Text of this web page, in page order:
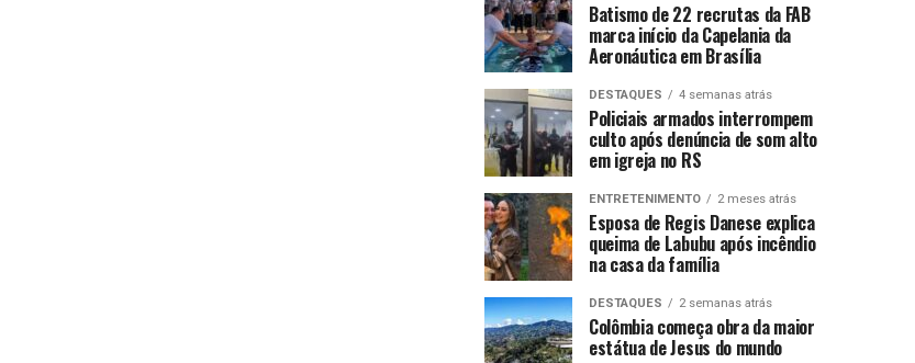
Batismo de 22 recrutas da FAB
marca início da Capelania da
Aeronáutica em Brasília
DESTAQUES 4 semanas atrás
Policiais armados interrompem
culto após denúncia de som alto
em igreja no RS
ENTRETENIMENTO 2 meses atrás
Esposa de Regis Danese explica
queima de Labubu após incêndio
na casa da família
DESTAQUES 2 semanas atrás
Colômbia começa obra da maior
estátua de Jesus do mundo